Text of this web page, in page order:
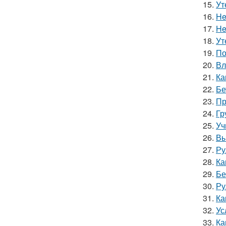
15.
16.
17.
18.
19.
20.
21.
22.
23.
24.
25.
26.
27.
28.
29.
30.
31.
32.
33.